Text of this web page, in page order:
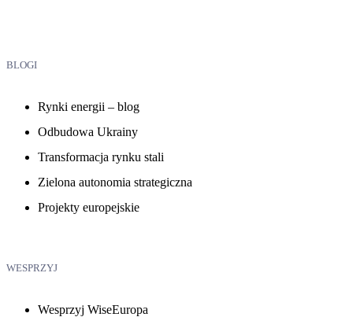
BLOGI
Rynki energii – blog
Odbudowa Ukrainy
Transformacja rynku stali
Zielona autonomia strategiczna
Projekty europejskie
WESPRZYJ
Wesprzyj WiseEuropa